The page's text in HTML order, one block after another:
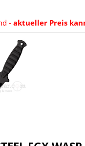
-aktueller Preis